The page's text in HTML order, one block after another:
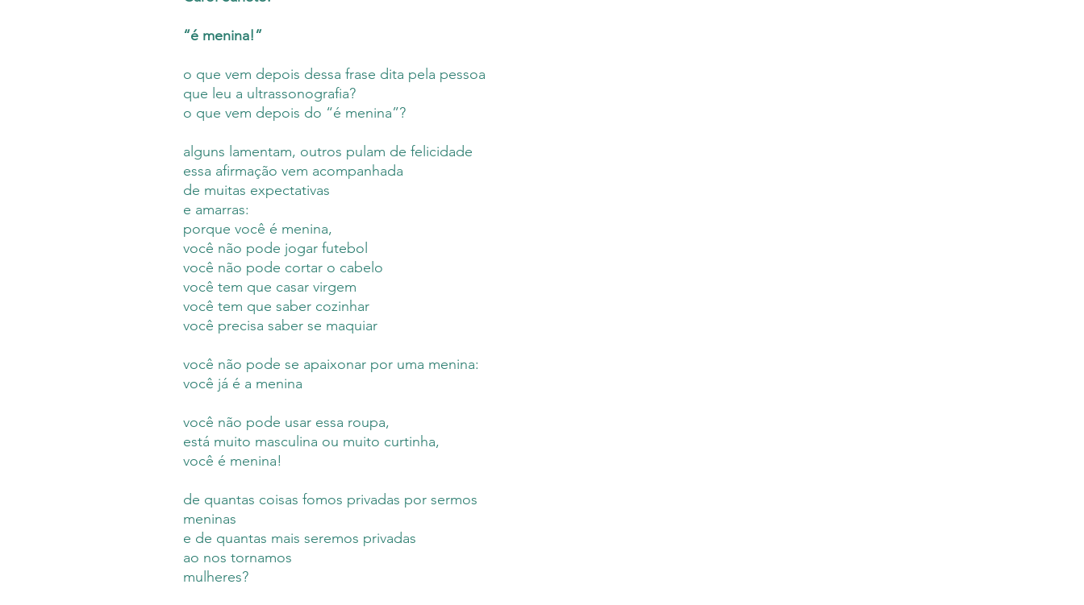
“é menina!”
o que vem depois dessa frase dita pela pessoa
que leu a ultrassonografia?
o que vem depois do “é menina”?
alguns lamentam, outros pulam de felicidade
essa afirmação vem acompanhada
de muitas expectativas
e amarras:
porque você é menina,
você não pode jogar futebol
você não pode cortar o cabelo
você tem que casar virgem
você tem que saber cozinhar
você precisa saber se maquiar
você não pode se apaixonar por uma menina:
você já é a menina
você não pode usar essa roupa,
está muito masculina ou muito curtinha,
você é menina!
de quantas coisas fomos privadas por sermos
meninas
e de quantas mais seremos privadas
ao nos tornamos
mulheres?